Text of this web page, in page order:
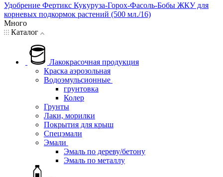
Удобрение Фертикс Кукуруза-Горох-Фасоль-Бобы ЖКУ для
корневых подкормок растений (500 мл./16)
Много
Каталог
Лакокрасочная продукция
Краска аэрозольная
Водоэмульсионные
грунтовка
Колер
Грунты
Лаки, морилки
Покрытия для крыш
Спецэмали
Эмали
Эмаль по дереву/бетону
Эмаль по металлу